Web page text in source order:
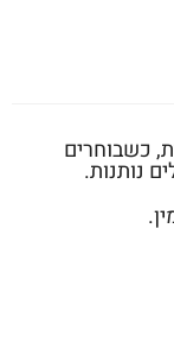
כשבוחרים
נותנות.